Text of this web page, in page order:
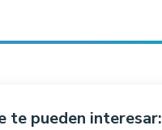
te pueden interesar: